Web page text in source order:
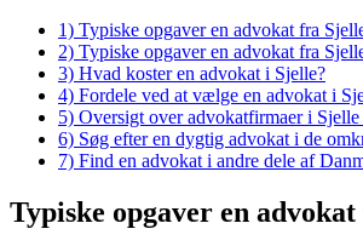
1) Typiske opgaver en advokat fra
2) Typiske opgaver en advokat fra
3) Hvad koster en advokat i Sjelle?
4) Fordele ved at vælge en advokat i
5) Oversigt over advokatfirmaer i
6) Søg efter en dygtig advokat i de
7) Find en advokat i andre dele af
Typiske opgaver en